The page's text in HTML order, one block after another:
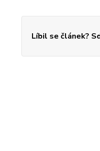
Líbil se článek?